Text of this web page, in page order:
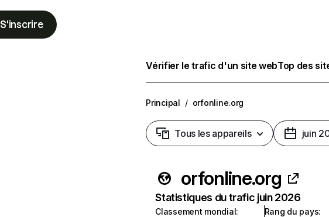
S'inscrire
Vérifier le trafic d'un site webTop des
Principal / orfonline.org
Tous les appareils juin
orfonline.org
Statistiques du trafic juin 2026
Classement mondial:
Rang du pays: